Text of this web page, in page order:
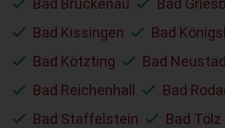
Bad Kissingen
Bad
Bad Kötzting
Bad
Bad Reichenhall
Bad
Bad Staffelstein
Bad Tölz